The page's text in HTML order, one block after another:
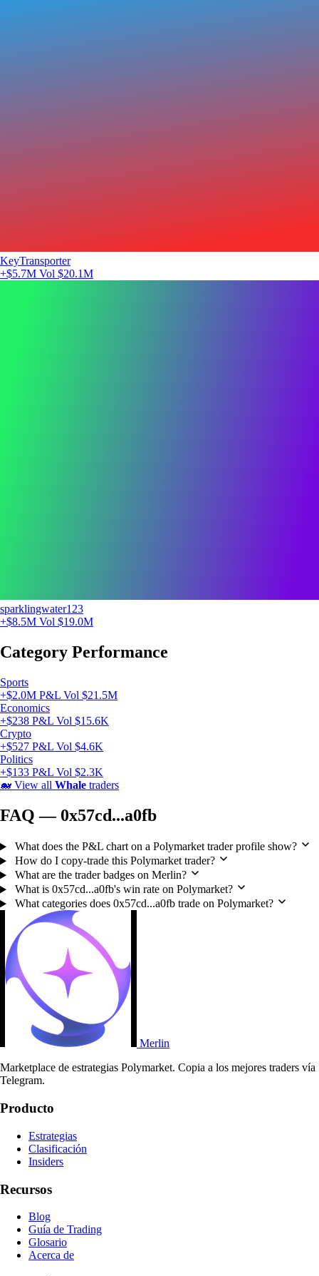
KeyTransporter
+$5.7M Vol $20.1M
sparklingwater123
+$8.5M Vol $19.0M
Category Performance
Sports
+$2.0M P&L Vol $21.5M
Economics
+$238 P&L Vol $15.6K
Crypto
+$527 P&L Vol $4.6K
Politics
+$133 P&L Vol $2.3K
🐋 View all Whale traders
FAQ — 0x57cd...a0fb
What does the P&L chart on a Polymarket trader profile show?
How do I copy-trade this Polymarket trader?
What are the trader badges on Merlin?
What is 0x57cd...a0fb's win rate on Polymarket?
What categories does 0x57cd...a0fb trade on Polymarket?
Merlin
Marketplace de estrategias Polymarket. Copia a los mejores traders vía
Telegram.
Producto
Estrategias
Clasificación
Insiders
Recursos
Blog
Guía de Trading
Glosario
Acerca de